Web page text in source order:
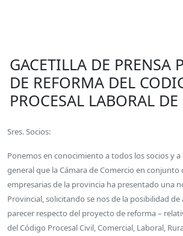
GACETILLA DE PRENSA
DE REFORMA DEL
PROCESAL LABORAL
Sres. Socios:
Ponemos en conocimiento a todos los socios y
general que la Cámara de Comercio en conjunto
empresarias de la provincia ha presentado una
Provincial, solicitando se nos de la posibilidad
parecer respecto del proyecto de reforma –
del Código Procesal Civil, Comercial, Laboral,